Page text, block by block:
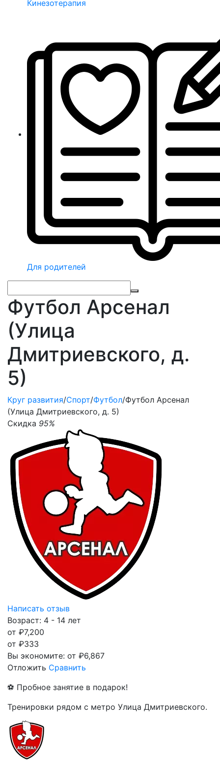
Кинезотерапия
Для родителей
Футбол Арсенал
(Улица
Дмитриевского, д.
5)
Круг развития/Спорт/Футбол/Футбол Арсенал
(Улица Дмитриевского, д. 5)
Скидка 95%
Написать отзыв
Возраст: 4 - 14 лет
от ₽7,200
от ₽333
Вы экономите: от ₽6,867
Отложить Сравнить
⚽ Пробное занятие в подарок!
Тренировки рядом с метро Улица Дмитриевского.